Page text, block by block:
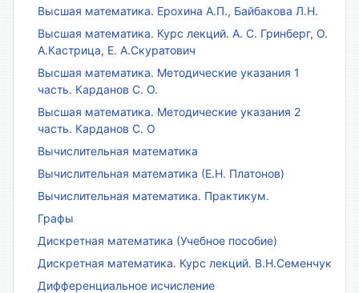
Высшая математика. Ерохина А.П., Байбакова Л.Н.
Высшая математика. Курс лекций. А. С. Гринберг, О.
А.Кастрица, Е. А.Скуратович
Высшая математика. Методические указания 1
часть. Карданов С. О.
Высшая математика. Методические указания 2
часть. Карданов С. О
Вычислительная математика
Вычислительная математика (Е.Н. Платонов)
Вычислительная математика. Практикум.
Графы
Дискретная математика (Учебное пособие)
Дискретная математика. Курс лекций. В.Н.Семенчук
Дифференциальное исчисление